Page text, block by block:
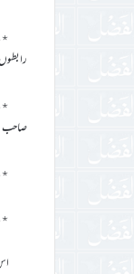
صاحب (مچم
٭…۹؍نومبر بروز اتوار: آج دوپہر کو